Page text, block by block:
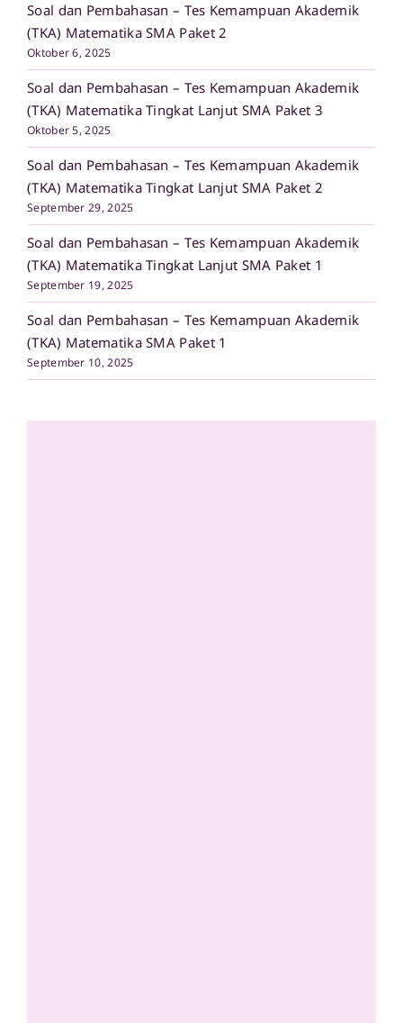
Soal dan Pembahasan – Tes Kemampuan Akademik
(TKA) Matematika SMA Paket 2
Oktober 6, 2025
Soal dan Pembahasan – Tes Kemampuan Akademik
(TKA) Matematika Tingkat Lanjut SMA Paket 3
Oktober 5, 2025
Soal dan Pembahasan – Tes Kemampuan Akademik
(TKA) Matematika Tingkat Lanjut SMA Paket 2
September 29, 2025
Soal dan Pembahasan – Tes Kemampuan Akademik
(TKA) Matematika Tingkat Lanjut SMA Paket 1
September 19, 2025
Soal dan Pembahasan – Tes Kemampuan Akademik
(TKA) Matematika SMA Paket 1
September 10, 2025